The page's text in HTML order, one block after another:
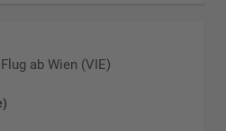
Flug ab Wien (VIE)